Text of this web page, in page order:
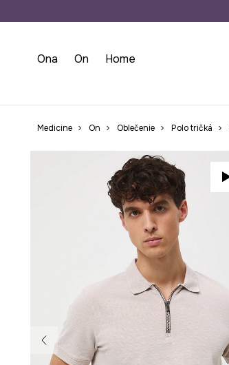
Ona On Home
Medicine On Oblečenie Polo tričká